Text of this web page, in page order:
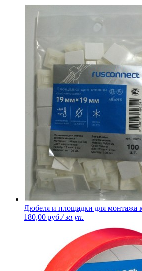
Дюбеля и площадки для монтажа
180,00 руб./ за уп.